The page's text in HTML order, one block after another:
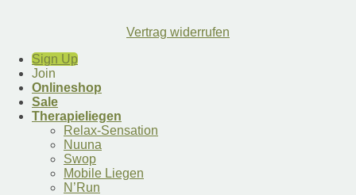
Vertrag widerrufen
Sign Up
Join
Onlineshop
Sale
Therapieliegen
Relax-Sensation
Nuuna
Swop
Mobile Liegen
N’Run